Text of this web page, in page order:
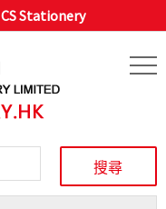
CS Stationery